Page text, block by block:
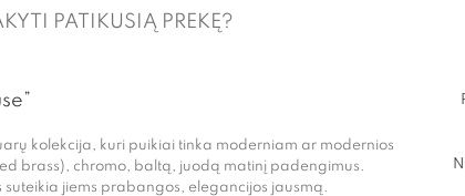
PATIKUSIĄ PREKĘ?
kolekcija, kuri puikiai tinka moderniam ar modernios
brass), chromo, baltą, juodą matinį padengimus.
jiems prabangos, elegancijos jausmą.